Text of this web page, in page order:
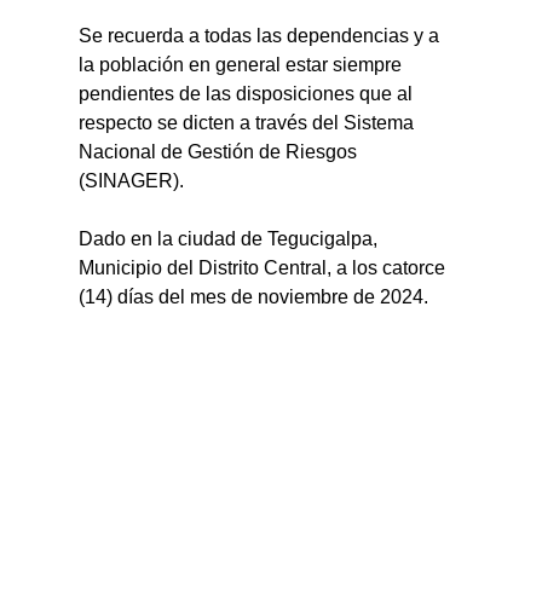
Se recuerda a todas las dependencias y a
la población en general estar siempre
pendientes de las disposiciones que al
respecto se dicten a través del Sistema
Nacional de Gestión de Riesgos
(SINAGER).
Dado en la ciudad de Tegucigalpa,
Municipio del Distrito Central, a los catorce
(14) días del mes de noviembre de 2024.